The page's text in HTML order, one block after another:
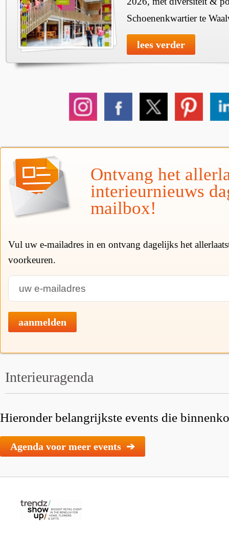
Schoenenkwartier te
lees verder
Ontvang het
interieurnieuws
mailbox!
Vul uw e-mailadres in en ontvang dagelijks het
voorkeuren.
aanmelden
Interieuragenda
Hieronder belangrijkste events die
Agenda voor meer events ➔